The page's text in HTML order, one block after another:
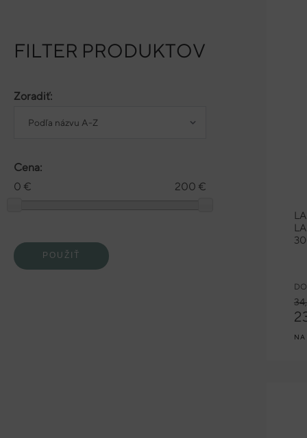
FILTER PRODUKTOV
Cena:
0 €
200 €
Zoradiť:
Podľa názvu A-Z
NA